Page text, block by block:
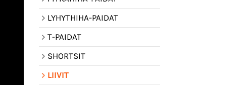
LYHYTHIHA-PAIDAT
T-PAIDAT
SHORTSIT
LIIVIT